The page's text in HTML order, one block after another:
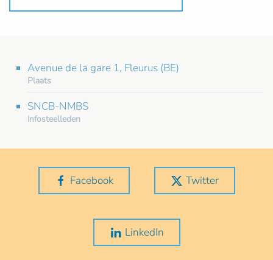
Avenue de la gare 1, Fleurus (BE)
Plaats
SNCB-NMBS
Infosteelleden
Facebook Twitter
LinkedIn